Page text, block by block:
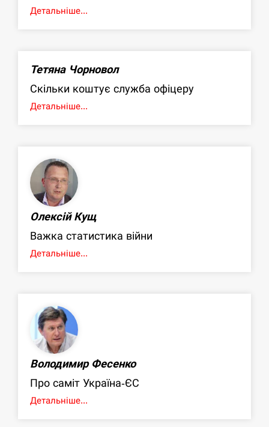
Детальніше...
Тетяна Чорновол
Скільки коштує служба офіцеру
Детальніше...
Олексій Кущ
Важка статистика війни
Детальніше...
Володимир Фесенко
Про саміт Україна-ЄС
Детальніше...